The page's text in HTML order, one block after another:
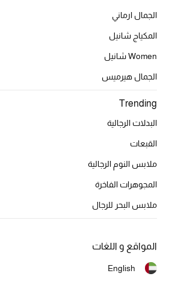
تسوقوا للنساء
الحقائب النسائية
حقائب رجالية
حقائب الأطفال
الجمال ارماني
المكياج شانيل
Women شانيل
الجمال هيرميس
Trending
البدلات الرجالية
القبعات
ملابس النوم الرجالية
المجوهرات الفاخرة
ملابس البحر للرجال
المواقع و اللغات
English